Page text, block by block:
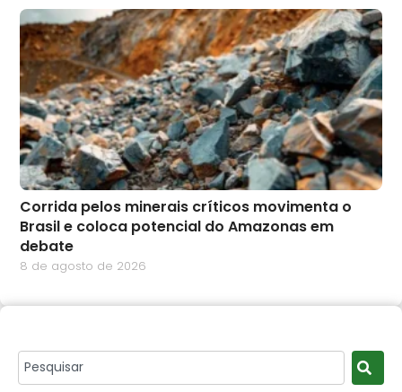
Corrida pelos minerais críticos movimenta o
Brasil e coloca potencial do Amazonas em
debate
8 de agosto de 2026